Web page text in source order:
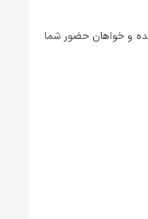
و خواهان حضور شما